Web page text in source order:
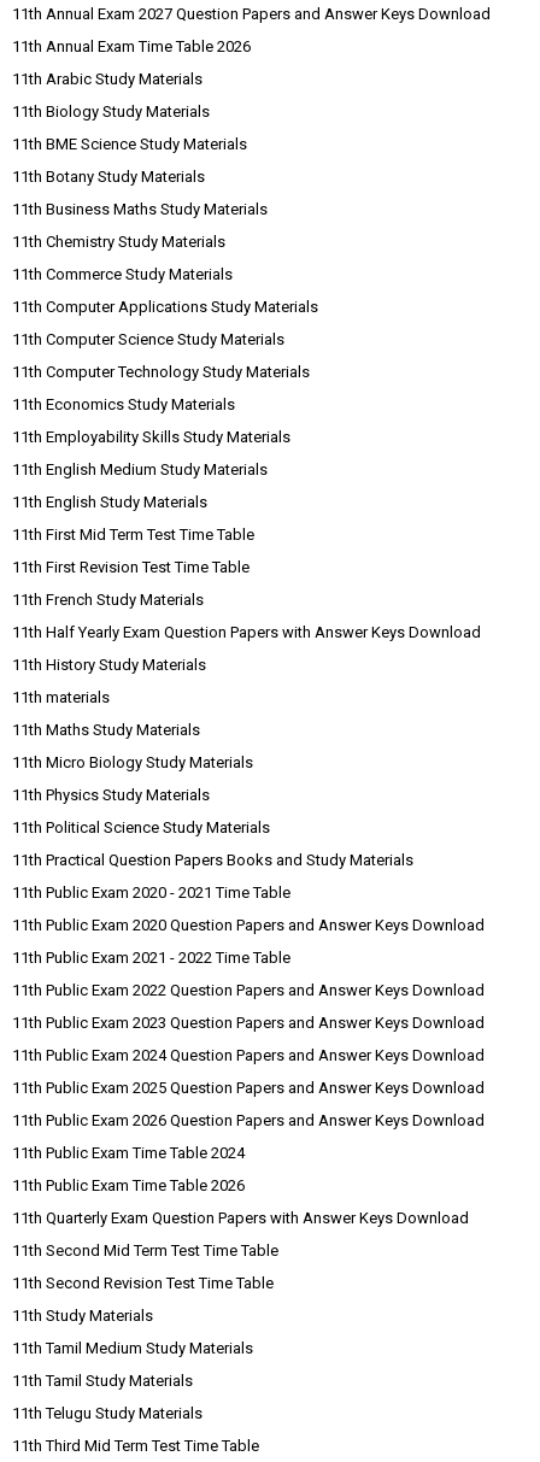
11th Annual Exam 2027 Question Papers and Answer Keys Download
11th Annual Exam Time Table 2026
11th Arabic Study Materials
11th Biology Study Materials
11th BME Science Study Materials
11th Botany Study Materials
11th Business Maths Study Materials
11th Chemistry Study Materials
11th Commerce Study Materials
11th Computer Applications Study Materials
11th Computer Science Study Materials
11th Computer Technology Study Materials
11th Economics Study Materials
11th Employability Skills Study Materials
11th English Medium Study Materials
11th English Study Materials
11th First Mid Term Test Time Table
11th First Revision Test Time Table
11th French Study Materials
11th Half Yearly Exam Question Papers with Answer Keys Download
11th History Study Materials
11th materials
11th Maths Study Materials
11th Micro Biology Study Materials
11th Physics Study Materials
11th Political Science Study Materials
11th Practical Question Papers Books and Study Materials
11th Public Exam 2020 - 2021 Time Table
11th Public Exam 2020 Question Papers and Answer Keys Download
11th Public Exam 2021 - 2022 Time Table
11th Public Exam 2022 Question Papers and Answer Keys Download
11th Public Exam 2023 Question Papers and Answer Keys Download
11th Public Exam 2024 Question Papers and Answer Keys Download
11th Public Exam 2025 Question Papers and Answer Keys Download
11th Public Exam 2026 Question Papers and Answer Keys Download
11th Public Exam Time Table 2024
11th Public Exam Time Table 2026
11th Quarterly Exam Question Papers with Answer Keys Download
11th Second Mid Term Test Time Table
11th Second Revision Test Time Table
11th Study Materials
11th Tamil Medium Study Materials
11th Tamil Study Materials
11th Telugu Study Materials
11th Third Mid Term Test Time Table